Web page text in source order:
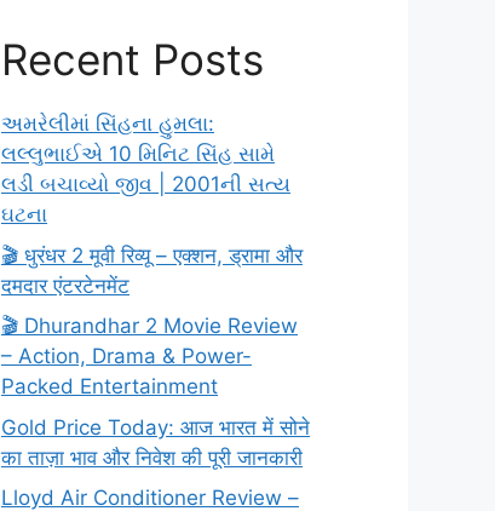
Recent Posts
અમરેલીમાં સિંહના હુમલા:
લલ્લુભાઈએ 10 મિનિટ સિંહ સામે
લડી બચાવ્યો જીવ | 2001ની સત્ય
ઘટના
🎬 धुरंधर 2 मूवी रिव्यू – एक्शन, ड्रामा और
दमदार एंटरटेनमेंट
🎬 Dhurandhar 2 Movie Review
– Action, Drama & Power-
Packed Entertainment
Gold Price Today: आज भारत में सोने
का ताज़ा भाव और निवेश की पूरी जानकारी
Lloyd Air Conditioner Review –